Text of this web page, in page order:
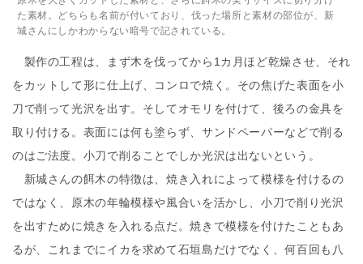
た素材。どちらも名前が付いており、伐った場所と素材の部位が、新
城さんにしかわからない暗号で記されている。
製作の工程は、まず木を伐ってから1カ月ほど乾燥させ、それ
をカットして形に仕上げ、コンロで焼く。その焦げた表面を小
刀で削って光沢を出す。そしてオモリを付けて、後ろの金具を
取り付ける。表面には何も塗らず、サンドペーパーなどで削る
のはご法度。小刀で削ることでしか光沢は出ないという。
新城さんの餌木の特徴は、焼き入れによって模様を付けるの
ではなく、原木の年輪模様や風合いを活かし、小刀で削り光沢
を出すために焼きを入れる点だ。焼きで模様を付けたこともあ
るが、これまでにイカを求めて石垣島だけでなく、何百回も八